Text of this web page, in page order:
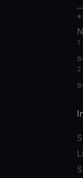
*
1
2